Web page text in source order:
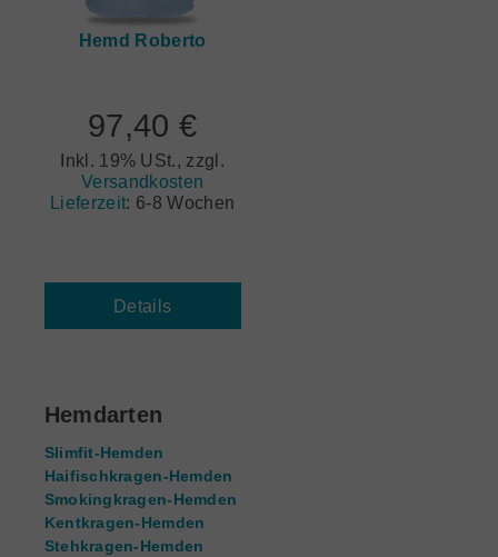
Hemd Roberto
97,40 €
Inkl. 19% USt., zzgl.
Versandkosten
Lieferzeit: 6-8 Wochen
Details
Hemdarten
Slimfit-Hemden
Haifischkragen-Hemden
Smokingkragen-Hemden
Kentkragen-Hemden
Stehkragen-Hemden